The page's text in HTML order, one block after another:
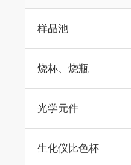
样品池
烧杯、烧瓶
光学元件
生化仪比色杯